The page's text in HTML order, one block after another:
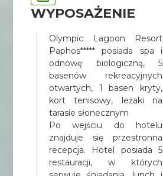
WYPOSAŻENIE
Olympic Lagoon Resort
Paphos***** posiada spa i
odnowę biologiczną, 5
basenów rekreacyjnych
otwartych, 1 basen kryty,
kort tenisowy, leżaki na
tarasie słonecznym
Po wejściu do hotelu
znajduje się przestronna
recepcja. Hotel posiada 5
restauracji, w których